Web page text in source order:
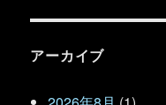
アーカイブ